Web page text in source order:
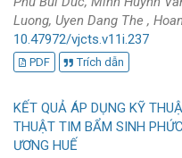
Luong, Uyen Dang The ,
10.47972/vjcts.v11i.237
PDF Trích dẫn
KẾT QUẢ ÁP DỤNG KỸ
THUẬT TIM BẨM SINH
ƯƠNG HUẾ